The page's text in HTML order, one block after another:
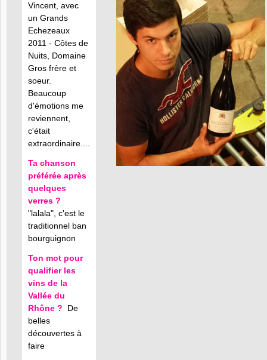
Vincent, avec
un Grands
Echezeaux
2011 - Côtes de
Nuits, Domaine
Gros frère et
soeur.
Beaucoup
d'émotions me
reviennent,
c'était
extraordinaire....
Ta chanson
préférée après
quelques
verres ?
"lalala", c'est le
traditionnel ban
bourguignon
Ton mot pour
qualifier les
vins de la
Vallée du
Rhône ? De
belles
découvertes à
faire